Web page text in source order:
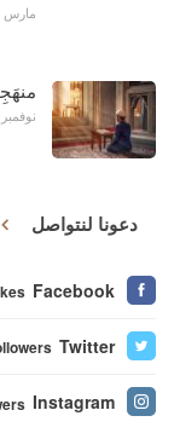
مارس 10, 2019
نوفمبر 27, 2022
دعونا لنتواصل
Facebook
Twitter
Instagram